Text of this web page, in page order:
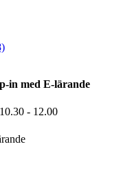
in med E-lärande
10.30 - 12.00